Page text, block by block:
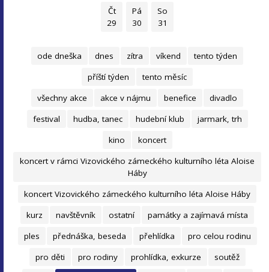
Čt
29
Pá
30
So
31
ode dneška dnes zítra víkend
tento týden
příští týden
tento měsíc
všechny akce
akce v nájmu benefice
divadlo
festival
hudba, tanec hudební klub
jarmark, trh
kino
koncert
koncert v rámci Vizovického zámeckého kulturního léta Aloise
Háby
koncert Vizovického zámeckého kulturního léta Aloise Háby
kurz
navštěvník ostatní
památky a zajímavá místa
ples
přednáška, beseda přehlídka
pro celou rodinu
pro děti
pro rodiny prohlídka, exkurze
soutěž